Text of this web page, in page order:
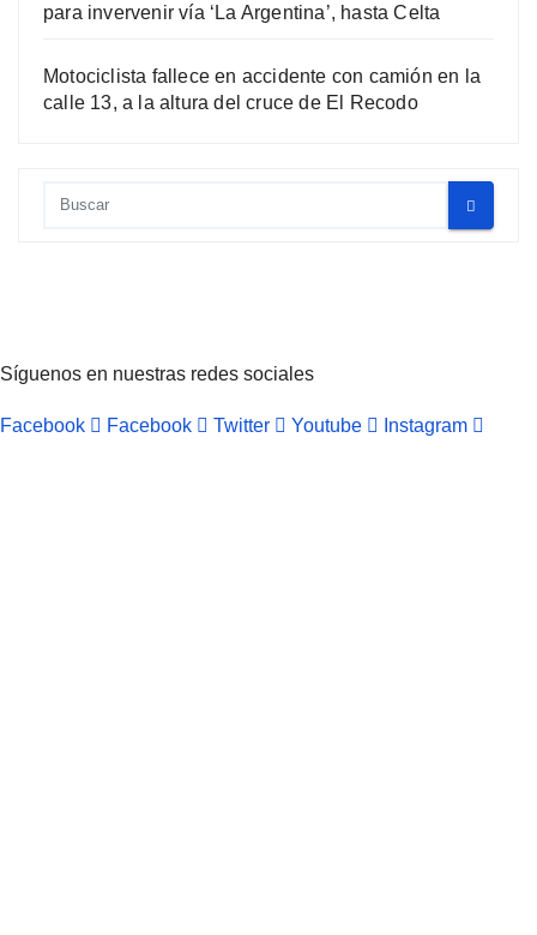
para invervenir vía ‘La Argentina’, hasta Celta
Motociclista fallece en accidente con camión en la
calle 13, a la altura del cruce de El Recodo
Síguenos en nuestras redes sociales
Facebook Facebook Twitter Youtube Instagram